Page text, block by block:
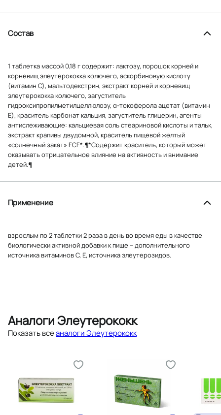
Состав
1 таблетка массой 0,18 г содержит: лактозу, порошок корней и
корневищ элеутерококка колючего, аскорбиновую кислоту
(витамин С), мальтодекстрин, экстракт корней и корневищ
элеутерококка колючего, загуститель
гидроксипропилметилцеллюлозу, α-токоферола ацетат (витамин
Е), краситель карбонат кальция, загуститель глицерин, агенты
антислеживающие: кальциевая соль стеариновой кислоты и тальк,
экстракт крапивы двудомной, краситель пищевой желтый
«солнечный закат» FCF*.¶*Содержит краситель, который может
оказывать отрицательное влияние на активность и внимание
детей.¶
Применение
взрослым по 2 таблетки 2 раза в день во время еды в качестве
биологически активной добавки к пище – дополнительного
источника витаминов С, Е, источника элеутерозидов.
Аналоги Элеутерококк
Показать всеаналоги Элеутерококк